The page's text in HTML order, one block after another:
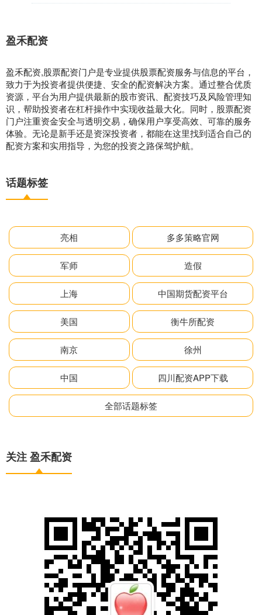
盈禾配资
盈禾配资,股票配资门户是专业提供股票配资服务与信息的平台，
致力于为投资者提供便捷、安全的配资解决方案。通过整合优质
资源，平台为用户提供最新的股市资讯、配资技巧及风险管理知
识，帮助投资者在杠杆操作中实现收益最大化。同时，股票配资
门户注重资金安全与透明交易，确保用户享受高效、可靠的服务
体验。无论是新手还是资深投资者，都能在这里找到适合自己的
配资方案和实用指导，为您的投资之路保驾护航。
话题标签
亮相 多多策略官网
军师 造假
上海 中国期货配资平台
美国 衡牛所配资
南京 徐州
中国 四川配资APP下载
全部话题标签
关注 盈禾配资